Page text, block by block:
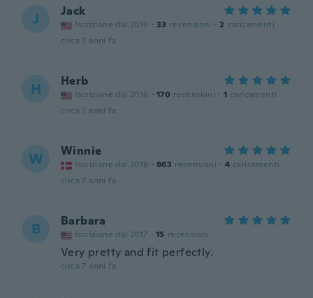
J Jack
Iscrizione dal 2016 · 33 recensioni · 2 caricamenti
circa 7 anni fa
H Herb
Iscrizione dal 2016 · 170 recensioni · 1 caricamenti
circa 7 anni fa
W Winnie
Iscrizione dal 2018 · 863 recensioni · 4 caricamenti
circa 7 anni fa
B Barbara
Iscrizione dal 2017 · 15 recensioni
Very pretty and fit perfectly.
circa 7 anni fa